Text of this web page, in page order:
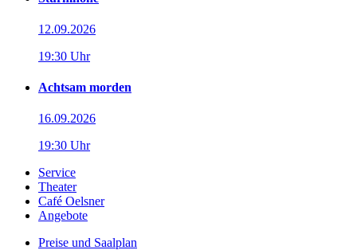
12.09.2026
19:30 Uhr
Achtsam morden
16.09.2026
19:30 Uhr
Service
Theater
Café Oelsner
Angebote
Preise und Saalplan